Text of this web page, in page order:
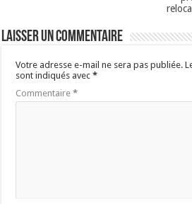
Laisser un commentaire
Votre adresse e-mail ne sera pas publiée.
sont indiqués avec*
Commentaire*